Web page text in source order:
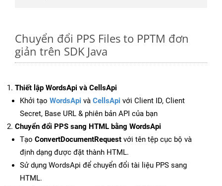
Chuyển đổi PPS Files to PPTM đơn
giản trên SDK Java
Thiết lập WordsApi và CellsApi
Khởi tạo WordsApi và CellsApi với Client ID, Client
Secret, Base URL & phiên bản API của bạn
Chuyển đổi PPS sang HTML bằng WordsApi
Tạo ConvertDocumentRequest với tên tệp cục bộ và
định dạng được đặt thành HTML.
Sử dụng WordsApi để chuyển đổi tài liệu PPS sang
HTML.